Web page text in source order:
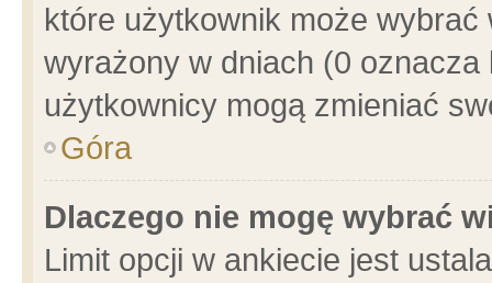
które użytkownik może
wyrażony w dniach (0
użytkownicy mogą zmieniać
Góra
Dlaczego nie mogę wybrać
Limit opcji w ankiecie jest